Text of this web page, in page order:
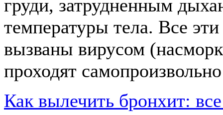
груди, затрудненным
температуры тела. Все
вызваны вирусом
проходят
Как вылечить бронхит: